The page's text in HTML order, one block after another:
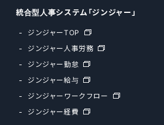
統合型人事システム「ジンジャー」
ジンジャーTOP
ジンジャー人事労務
ジンジャー勤怠
ジンジャー給与
ジンジャーワークフロー
ジンジャー経費